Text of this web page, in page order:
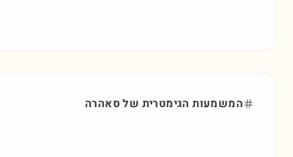
המשמעות הגימטרית שלסאהרה